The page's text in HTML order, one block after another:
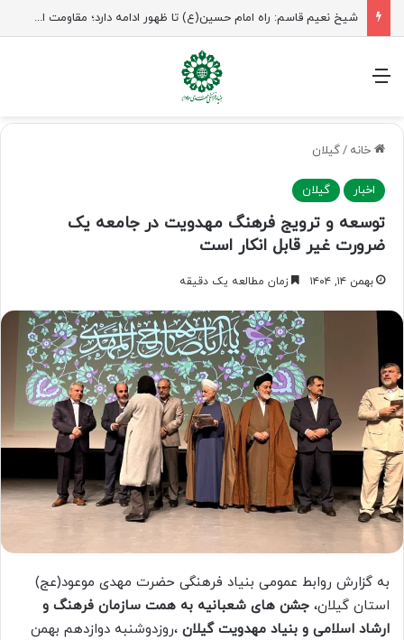
راهپیمایی اربعین، رزمایش منتظران ظهور
منو
خانه /گیلان
اخبار گیلان
توسعه و ترویج فرهنگ مهدویت در جامعه یک
ضرورت غیر قابل انکار است
بهمن ۱۴, ۱۴۰۴ زمان مطالعه یک دقیقه
به گزارش روابط عمومی بنیاد فرهنگی حضرت مهدی موعود(عج)
استان گیلان، جشن های شعبانیه به همت سازمان فرهنگ و
ارشاد اسلامی و بنیاد مهدویت گیلان ،روزدوشنبه دوازدهم بهمن